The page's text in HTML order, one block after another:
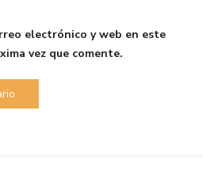
electrónico y web en este
vez que comente.